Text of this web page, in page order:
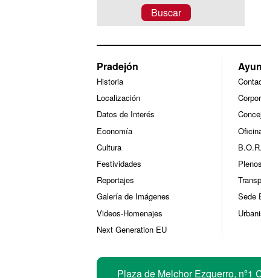
Mapa web
Pradejón
Historia
Localización
Datos de Interés
Economía
Cultura
Festividades
Reportajes
Galería de Imágenes
Videos-Homenajes
Next Generation EU
B.O.R.
Plenos
Sede
Contacto
Plaza de Melchor Ezquerro, nº1